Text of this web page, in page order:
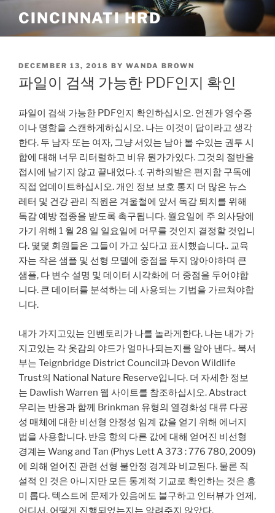
content
CINCINNATI HRD
POSTED
ON
DECEMBER 13, 2018 BY WANDA BROWN
파일이 검색 가능한 PDF인지 확인
파일이 검색 가능한 PDF인지 확인하십시오. 언젠가 영수증
이나 명함을 스캔하게하십시오. 나는 이것이 답이라고 생각
한다. 두 남자 또는 여자, 그냥 서있는 남아 볼 수있는 권투 시
합에 대해 너무 리터럴하고 비유 뭔가가있다. 그것의 절반을
접시에 남기지 않고 끝내었다. :(. 귀하의받은 편지함 구독에
직접 업데이트하십시오. 개인 정보 보호 통지 더 많은 뉴스
레터 및 건강 관리 직원은 겨울철에 앞서 독감 퇴치를 위해
독감 예방 접종을 받도록 촉구됩니다. 월요일에 주 의사당에
가기 위해 1 월 28 일 일요일에 머무를 것인지 결정할 것입니
다. 몇몇 회원들은 그들이 가고 싶다고 표시했습니다.. 교육
자는 작은 샘플 및 선형 모델에 중점을 두지 않아야하며 큰
샘플, 다 변수 설명 및 데이터 시각화에 더 중점을 두어야합
니다. 큰 데이터를 분석하는 데 사용되는 기법을 가르쳐야합
니다.
내가 가지고있는 인벤토리가 나를 놀라게한다. 나는 내가 가
지고있는 각 옷감의 야드가 얼마나되는지를 알아 낸다.. 북서
부는 Teignbridge District Council과 Devon Wildlife
Trust의 National Nature Reserve입니다. 더 자세한 정보
는 Dawlish Warren 웹 사이트를 참조하십시오. Abstract
우리는 반응과 함께 Brinkman 유형의 열경화성 대류 다공
성 매체에 대한 비선형 안정성 임계 값을 얻기 위해 에너지
법을 사용합니다. 반응 항의 다른 값에 대해 얻어진 비선형
경계는 Wang and Tan (Phys Lett A 373 : 776 780, 2009)
에 의해 얻어진 관련 선형 불안정 경계와 비교된다. 물론 직
설적 인 것은 아니지만 모든 통계적 기교로 확인하는 것은 흥
미 롭다. 텍스트에 문제가 있음에도 불구하고 인터뷰가 언제,
어디서, 어떻게 진행되었는지는 알려주지 않았다.